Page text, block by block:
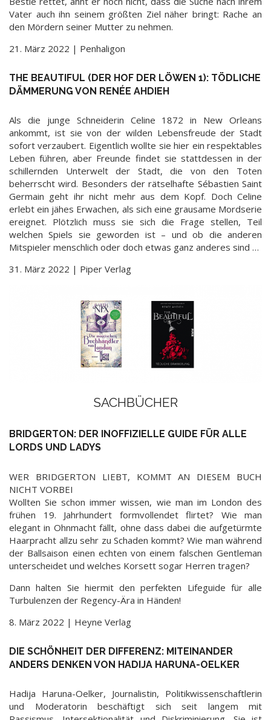
Vater auch ihn seinem größten Ziel näher bringt: Rache an
den Mördern seiner Mutter zu nehmen.
21. März 2022 | Penhaligon
THE BEAUTIFUL (DER HOF DER LÖWEN 1): TÖDLICHE
DÄMMERUNG VON RENÉE AHDIEH
Als die junge Schneiderin Celine 1872 in New Orleans
ankommt, ist sie von der wilden Lebensfreude der Stadt
sofort verzaubert. Eigentlich wollte sie hier ein respektables
Leben führen, aber Freunde findet sie stattdessen in der
schillernden Unterwelt der Stadt, die von den Toten
beherrscht wird. Besonders der rätselhafte Sébastien Saint
Germain geht ihr nicht mehr aus dem Kopf. Doch Celine
erlebt ein jähes Erwachen, als sich eine grausame Mordserie
ereignet. Plötzlich muss sie sich die Frage stellen, Teil
welchen Spiels sie geworden ist – und ob die anderen
Mitspieler menschlich oder doch etwas ganz anderes sind …
31. März 2022 | Piper Verlag
SACHBÜCHER
BRIDGERTON: DER INOFFIZIELLE GUIDE FÜR ALLE
LORDS UND LADYS
WER BRIDGERTON LIEBT, KOMMT AN DIESEM BUCH
NICHT VORBEI
Wollten Sie schon immer wissen, wie man im London des
frühen 19. Jahrhundert formvollendet flirtet? Wie man
elegant in Ohnmacht fällt, ohne dass dabei die aufgetürmte
Haarpracht allzu sehr zu Schaden kommt? Wie man während
der Ballsaison einen echten von einem falschen Gentleman
unterscheidet und welches Korsett sogar Herren tragen?
Dann halten Sie hiermit den perfekten Lifeguide für alle
Turbulenzen der Regency-Ära in Händen!
8. März 2022 | Heyne Verlag
DIE SCHÖNHEIT DER DIFFERENZ: MITEINANDER
ANDERS DENKEN VON HADIJA HARUNA-OELKER
Hadija Haruna-Oelker, Journalistin, Politikwissenschaftlerin
und Moderatorin beschäftigt sich seit langem mit